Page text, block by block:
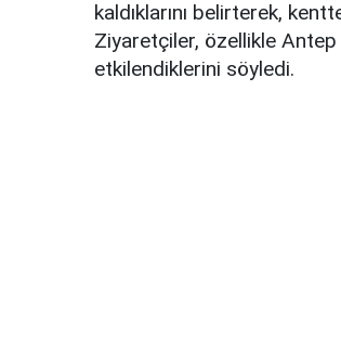
kaldıklarını belirterek,
Ziyaretçiler, özellikle Antep
etkilendiklerini söyledi.